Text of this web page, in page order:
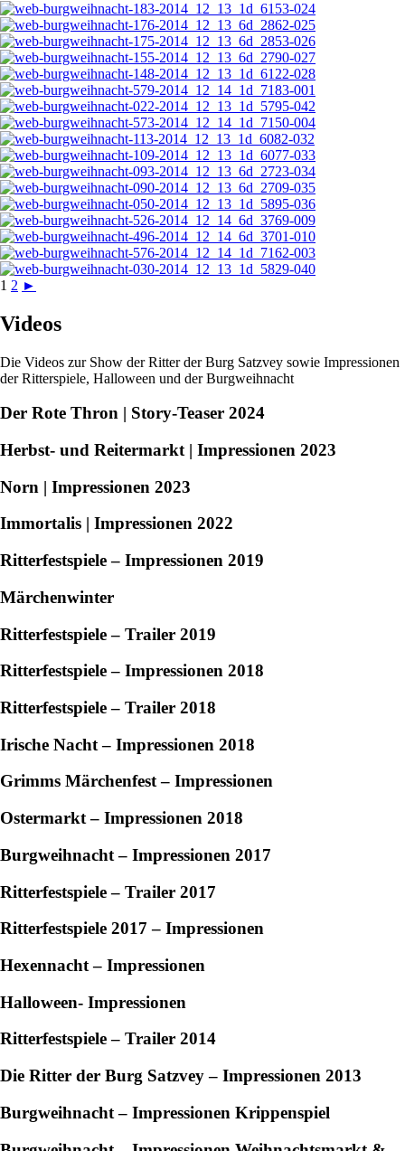
1 2 ►
Videos
Die Videos zur Show der Ritter der Burg Satzvey sowie Impressionen
der Ritterspiele, Halloween und der Burgweihnacht
Der Rote Thron | Story-Teaser 2024
Herbst- und Reitermarkt | Impressionen 2023
Norn | Impressionen 2023
Immortalis | Impressionen 2022
Ritterfestspiele – Impressionen 2019
Märchenwinter
Ritterfestspiele – Trailer 2019
Ritterfestspiele – Impressionen 2018
Ritterfestspiele – Trailer 2018
Irische Nacht – Impressionen 2018
Grimms Märchenfest – Impressionen
Ostermarkt – Impressionen 2018
Burgweihnacht – Impressionen 2017
Ritterfestspiele – Trailer 2017
Ritterfestspiele 2017 – Impressionen
Hexennacht – Impressionen
Halloween- Impressionen
Ritterfestspiele – Trailer 2014
Die Ritter der Burg Satzvey – Impressionen 2013
Burgweihnacht – Impressionen Krippenspiel